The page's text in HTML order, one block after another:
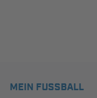
MEIN FUSSBALL